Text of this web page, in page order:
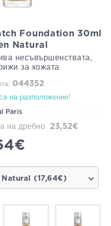
Foundation 30ml
Natural
несъвършенствата,
за кожата
044352
на разположение!
Paris
на дребно 23,52€
(17,64€)